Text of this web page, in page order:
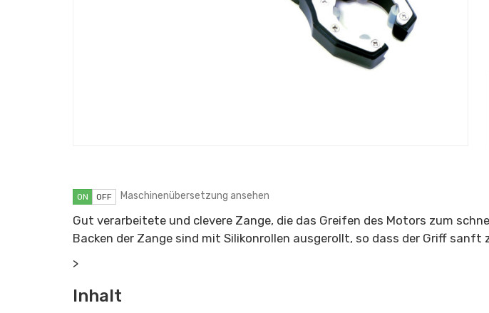
ON OFF Maschinenübersetzung ansehen
Gut verarbeitete und clevere Zange, die das Greifen des Motors zum
Backen der Zange sind mit Silikonrollen ausgerollt, so dass der Griff sanft
>
Inhalt